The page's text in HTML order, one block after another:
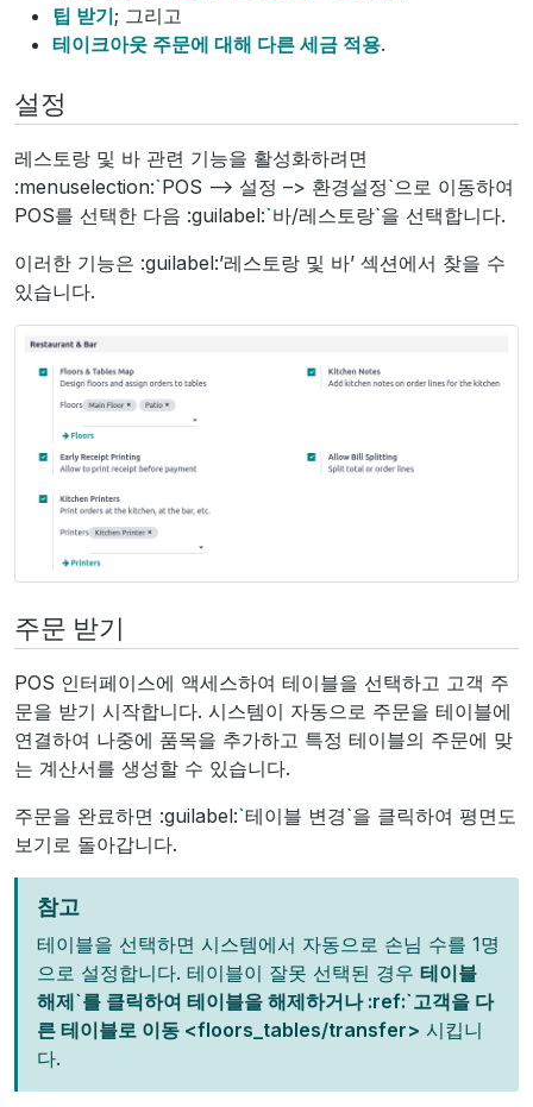
팁 받기; 그리고
테이크아웃 주문에 대해 다른 세금 적용.
설정
레스토랑 및 바 관련 기능을 활성화하려면
:menuselection:`POS –> 설정 –> 환경설정`으로 이동하여
POS를 선택한 다음 :guilabel:`바/레스토랑`을 선택합니다.
이러한 기능은 :guilabel:’레스토랑 및 바’ 섹션에서 찾을 수
있습니다.
주문 받기
POS 인터페이스에 액세스하여 테이블을 선택하고 고객 주
문을 받기 시작합니다. 시스템이 자동으로 주문을 테이블에
연결하여 나중에 품목을 추가하고 특정 테이블의 주문에 맞
는 계산서를 생성할 수 있습니다.
주문을 완료하면 :guilabel:`테이블 변경`을 클릭하여 평면도
보기로 돌아갑니다.
참고
테이블을 선택하면 시스템에서 자동으로 손님 수를 1명
으로 설정합니다. 테이블이 잘못 선택된 경우 테이블
해제`를 클릭하여 테이블을 해제하거나 :ref:`고객을 다
른 테이블로 이동 <floors_tables/transfer> 시킵니
다.